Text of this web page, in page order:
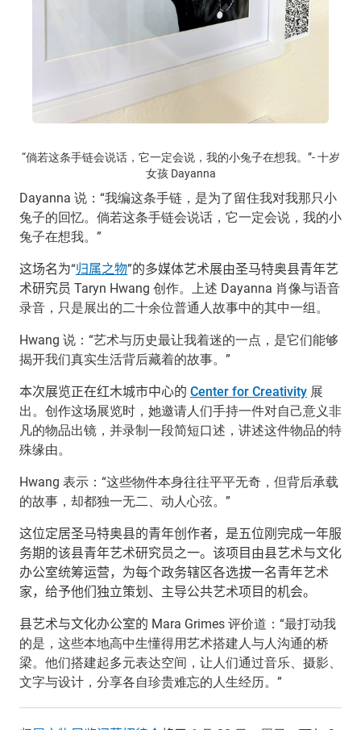
“倘若这条手链会说话，它一定会说，我的小兔子在想我。”- 十岁
女孩 Dayanna
Dayanna 说：“我编这条手链，是为了留住我对我那只小
兔子的回忆。倘若这条手链会说话，它一定会说，我的小
兔子在想我。”
这场名为“归属之物”的多媒体艺术展由圣马特奥县青年艺
术研究员 Taryn Hwang 创作。上述 Dayanna 肖像与语音
录音，只是展出的二十余位普通人故事中的其中一组。
Hwang 说：“艺术与历史最让我着迷的一点，是它们能够
揭开我们真实生活背后藏着的故事。”
本次展览正在红木城市中心的 Center for Creativity 展
出。创作这场展览时，她邀请人们手持一件对自己意义非
凡的物品出镜，并录制一段简短口述，讲述这件物品的特
殊缘由。
Hwang 表示：“这些物件本身往往平平无奇，但背后承载
的故事，却都独一无二、动人心弦。”
这位定居圣马特奥县的青年创作者，是五位刚完成一年服
务期的该县青年艺术研究员之一。该项目由县艺术与文化
办公室统筹运营，为每个政务辖区各选拔一名青年艺术
家，给予他们独立策划、主导公共艺术项目的机会。
县艺术与文化办公室的 Mara Grimes 评价道：“最打动我
的是，这些本地高中生懂得用艺术搭建人与人沟通的桥
梁。他们搭建起多元表达空间，让人们通过音乐、摄影、
文字与设计，分享各自珍贵难忘的人生经历。”